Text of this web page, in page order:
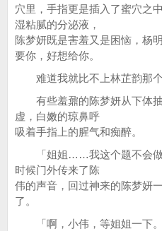
穴里，手指更是插入了蜜穴之
湿粘腻的分泌液，
陈梦妍既是害羞又是困恼，
要你，好想给你。
难道我就比不上林芷韵那个
有些羞鼐的陈梦妍从下体抽
虚，白嫩的琼鼻呼
吸着手指上的腥气和痴醉。
「姐姐……我这个题不会做
时候门外传来了陈
伟的声音，回过神来的陈梦妍
了。
「啊，小伟，等姐姐一下。